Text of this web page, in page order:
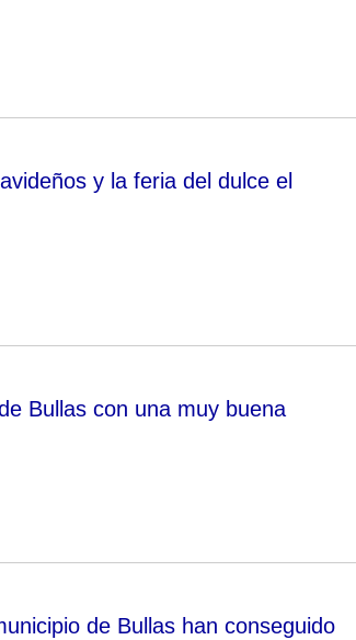
y la feria del dulce el
Bullas con una muy buena
de Bullas han conseguido